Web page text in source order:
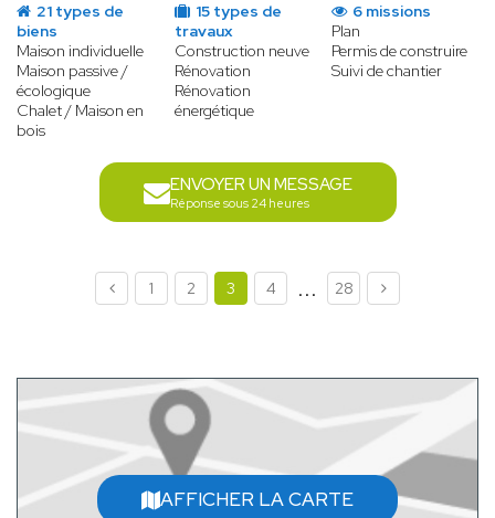
21 types de
biens
Maison individuelle
Maison passive /
écologique
Chalet / Maison en
bois
15 types de
travaux
Construction neuve
Rénovation
Rénovation
énergétique
6 missions
Plan
Permis de construire
Suivi de chantier
ENVOYER UN MESSAGE
Réponse sous 24 heures
1 2 3 4 ... 28
AFFICHER LA CARTE